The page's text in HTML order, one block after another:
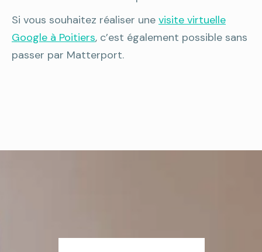
Si vous souhaitez réaliser une visite virtuelle
Google à Poitiers, c’est également possible sans
passer par Matterport.